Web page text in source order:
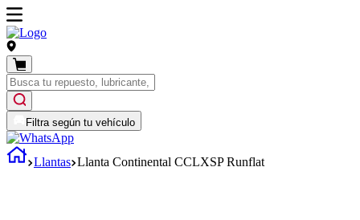
Filtra según tu vehículo
Llantas Llanta Continental CCLXSP Runflat